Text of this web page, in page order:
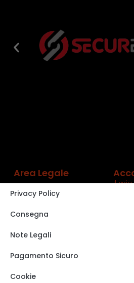
Area Legale
Privacy Policy
Consegna
Note Legali
Pagamento Sicuro
Cookie
Il
VISITA IL NOSTRO